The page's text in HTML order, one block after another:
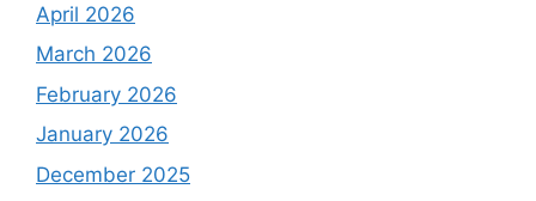
April 2026
March 2026
February 2026
January 2026
December 2025